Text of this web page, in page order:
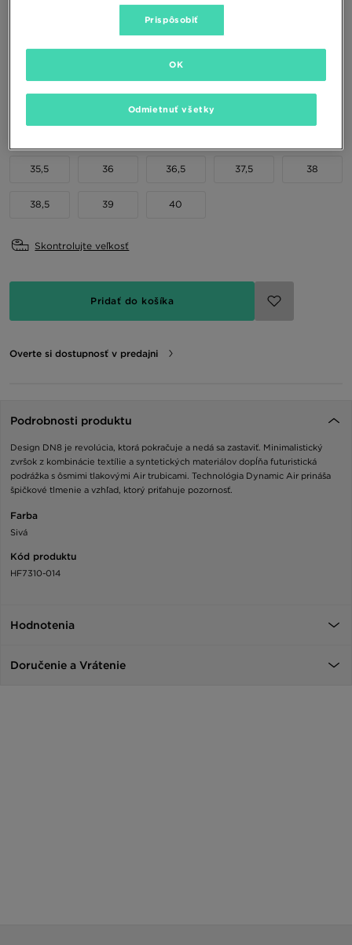
(Počiatočná cena)
Vybrať veľkosť
EU US
35,5 36 36,5 37,5 38
38,5 39 40
Skontrolujte veľkosť
Pridať do košíka
Overte si dostupnosť v predajni
Podrobnosti produktu
Design DN8 je revolúcia, ktorá pokračuje a nedá sa zastaviť. Minimalistický
zvršok z kombinácie textílie a syntetických materiálov dopĺňa futuristická
podrážka s ôsmimi tlakovými Air trubicami. Technológia Dynamic Air prináša
špičkové tlmenie a vzhľad, ktorý priťahuje pozornosť.
Farba
Sivá
Kód produktu
HF7310-014
Hodnotenia
Doručenie a Vrátenie
Prispôsobiť
Odmietnuť všetky
OK